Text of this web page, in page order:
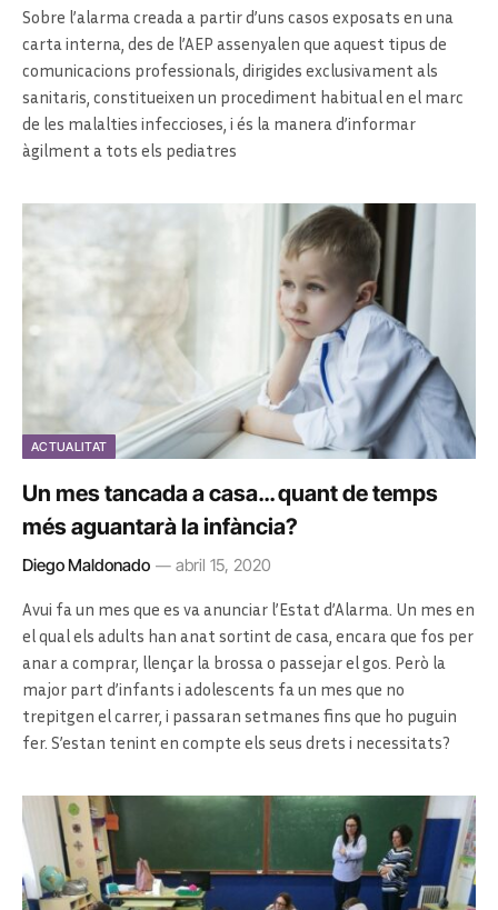
Sobre l’alarma creada a partir d’uns casos exposats en una
carta interna, des de l’AEP assenyalen que aquest tipus de
comunicacions professionals, dirigides exclusivament als
sanitaris, constitueixen un procediment habitual en el marc
de les malalties infeccioses, i és la manera d’informar
àgilment a tots els pediatres
ACTUALITAT
Un mes tancada a casa… quant de temps
més aguantarà la infància?
Diego Maldonado abril 15, 2020
Avui fa un mes que es va anunciar l’Estat d’Alarma. Un mes en
el qual els adults han anat sortint de casa, encara que fos per
anar a comprar, llençar la brossa o passejar el gos. Però la
major part d’infants i adolescents fa un mes que no
trepitgen el carrer, i passaran setmanes fins que ho puguin
fer. S’estan tenint en compte els seus drets i necessitats?